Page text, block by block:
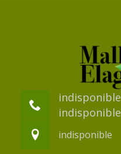
indisponible
indisponible
indisponible